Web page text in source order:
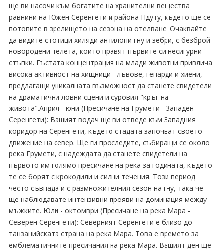
ще ви насочи към богатите на хранителни вещества
равнини на Южен Серенгети и района Ндуту, където ще се
потопите в зрелището на сезона на отелване. Очаквайте
да видите стотици хиляди антилопи гну и зебри, с безброй
новородени телета, които правят първите си несигурни
стъпки. Гъстата концентрация на млади животни привлича
висока активност на хищници - лъвове, гепарди и хиени,
предлагащи уникалната възможност да станете свидетели
на драматични ловни сцени и суровия "кръг на
живота".Април - юни (Пресичане на Грумети - Западен
Серенгети): Вашият водач ще ви отведе към Западния
коридор на Серенгети, където стадата започват своето
движение на север. Ще ги проследите, събиращи се около
река Грумети, с надеждата да станете свидетели на
първото им голямо пресичане на река за годината, където
те се борят с крокодили и силни течения. Този период
често съвпада и с размножителния сезон на гну, така че
ще наблюдавате интензивни прояви на доминация между
мъжките. Юли - октомври (Пресичане на река Мара -
Северен Серенгети): Северният Серенгети е близо до
танзанийската страна на река Мара. Това е времето за
емблематичните пресичания на река Мара. Вашият ден ще